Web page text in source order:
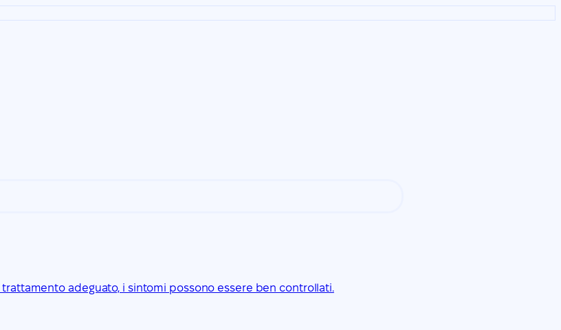
adeguato, i sintomi possono essere ben controllati.